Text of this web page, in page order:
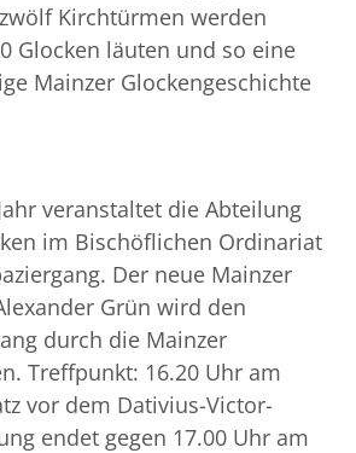
Kirchtürmen werden
Glocken läuten und so eine
Mainzer Glockengeschichte
veranstaltet die Abteilung
im Bischöflichen Ordinariat
Der neue Mainzer
Grün wird den
durch die Mainzer
Treffpunkt: 16.20 Uhr am
vor dem Dativius-Victor-
endet gegen 17.00 Uhr am